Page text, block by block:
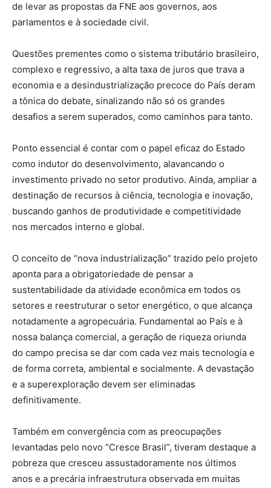
de levar as propostas da FNE aos governos, aos
parlamentos e à sociedade civil.
Questões prementes como o sistema tributário brasileiro,
complexo e regressivo, a alta taxa de juros que trava a
economia e a desindustrialização precoce do País deram
a tônica do debate, sinalizando não só os grandes
desafios a serem superados, como caminhos para tanto.
Ponto essencial é contar com o papel eficaz do Estado
como indutor do desenvolvimento, alavancando o
investimento privado no setor produtivo. Ainda, ampliar a
destinação de recursos à ciência, tecnologia e inovação,
buscando ganhos de produtividade e competitividade
nos mercados interno e global.
O conceito de “nova industrialização” trazido pelo projeto
aponta para a obrigatoriedade de pensar a
sustentabilidade da atividade econômica em todos os
setores e reestruturar o setor energético, o que alcança
notadamente a agropecuária. Fundamental ao País e à
nossa balança comercial, a geração de riqueza oriunda
do campo precisa se dar com cada vez mais tecnologia e
de forma correta, ambiental e socialmente. A devastação
e a superexploração devem ser eliminadas
definitivamente.
Também em convergência com as preocupações
levantadas pelo novo “Cresce Brasil”, tiveram destaque a
pobreza que cresceu assustadoramente nos últimos
anos e a precária infraestrutura observada em muitas